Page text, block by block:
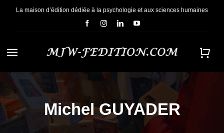
PasserLa maison d’édition dédiée à la psychologie et aux sciences humaines
Navigation
à
bascule
ACCUEIL
NOUS CONNAÎTRE
Michel GUYADER